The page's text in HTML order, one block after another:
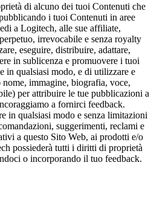
di alcuno dei tuoi Contenuti che
i tuoi Contenuti in aree
a Logitech, alle sue affiliate,
irrevocabile e senza royalty
eseguire, distribuire, adattare,
in sublicenza e promuovere i tuoi
in qualsiasi modo, e di utilizzare e
immagine, biografia, voce,
per attribuire le tue pubblicazioni a
a fornirci feedback.
in qualsiasi modo e senza limitazioni
suggerimenti, reclami e
a questo Sito Web, ai prodotti e/o
possiederà tutti i diritti di proprietà
o incorporando il tuo feedback.